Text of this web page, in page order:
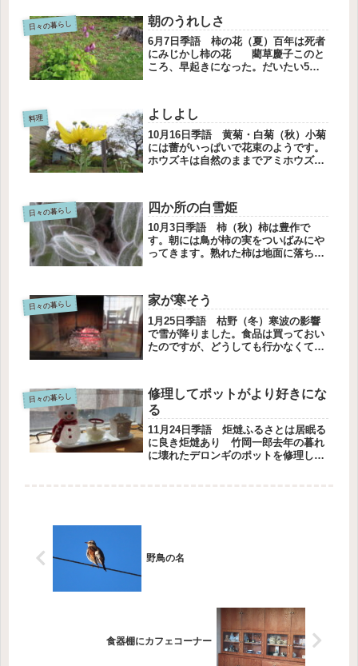
ボットだと表面を撫でるだけのように
感じてせっかく買ったのに、しまっ
た...
日々の暮らし 朝のうれしさ
6月7日季語 柿の花（夏）百年は死者
にみじかし柿の花 藺草慶子このと
ころ、早起きになった。だいたい5時
る。リビングのテーブルの朝日と影の
美しさによろこぶ。うみたてのカマキ
リ...
料理 よしよし
10月16日季語 黄菊・白菊（秋）小菊
には蕾がいっぱいで花束のようです。
ホウズキは自然のままでアミホウズキ
う」を読んでいます。子どものころ、
少女フレンドで漫画を読んだような...
日々の暮らし 四か所の白雪姫
10月3日季語 柿（秋）柿は豊作で
す。朝には鳥が柿の実をついばみにや
ってきます。熟れた柿は地面に落ちて
いた白雪姫はとても増やしやすい花で
す。名前はシラモンタナというのです
が...
日々の暮らし 家が寒そう
1月25日季語 枯野（冬）寒波の影響
で雪が降りました。食品は買っておい
たのですが、どうしても行かなくては
いるはず．．．あまかったです。道に
は雪が積もっていました。家が寒そ
う...
日々の暮らし
修理してポットがより好きにな
る
11月24日季語 炬燵ふるさとは居眠る
に良き炬燵あり 竹岡一郎去年の暮れ
に壊れたデロンギのポットを修理しま
野鳥の名
食器棚にカフェコーナー